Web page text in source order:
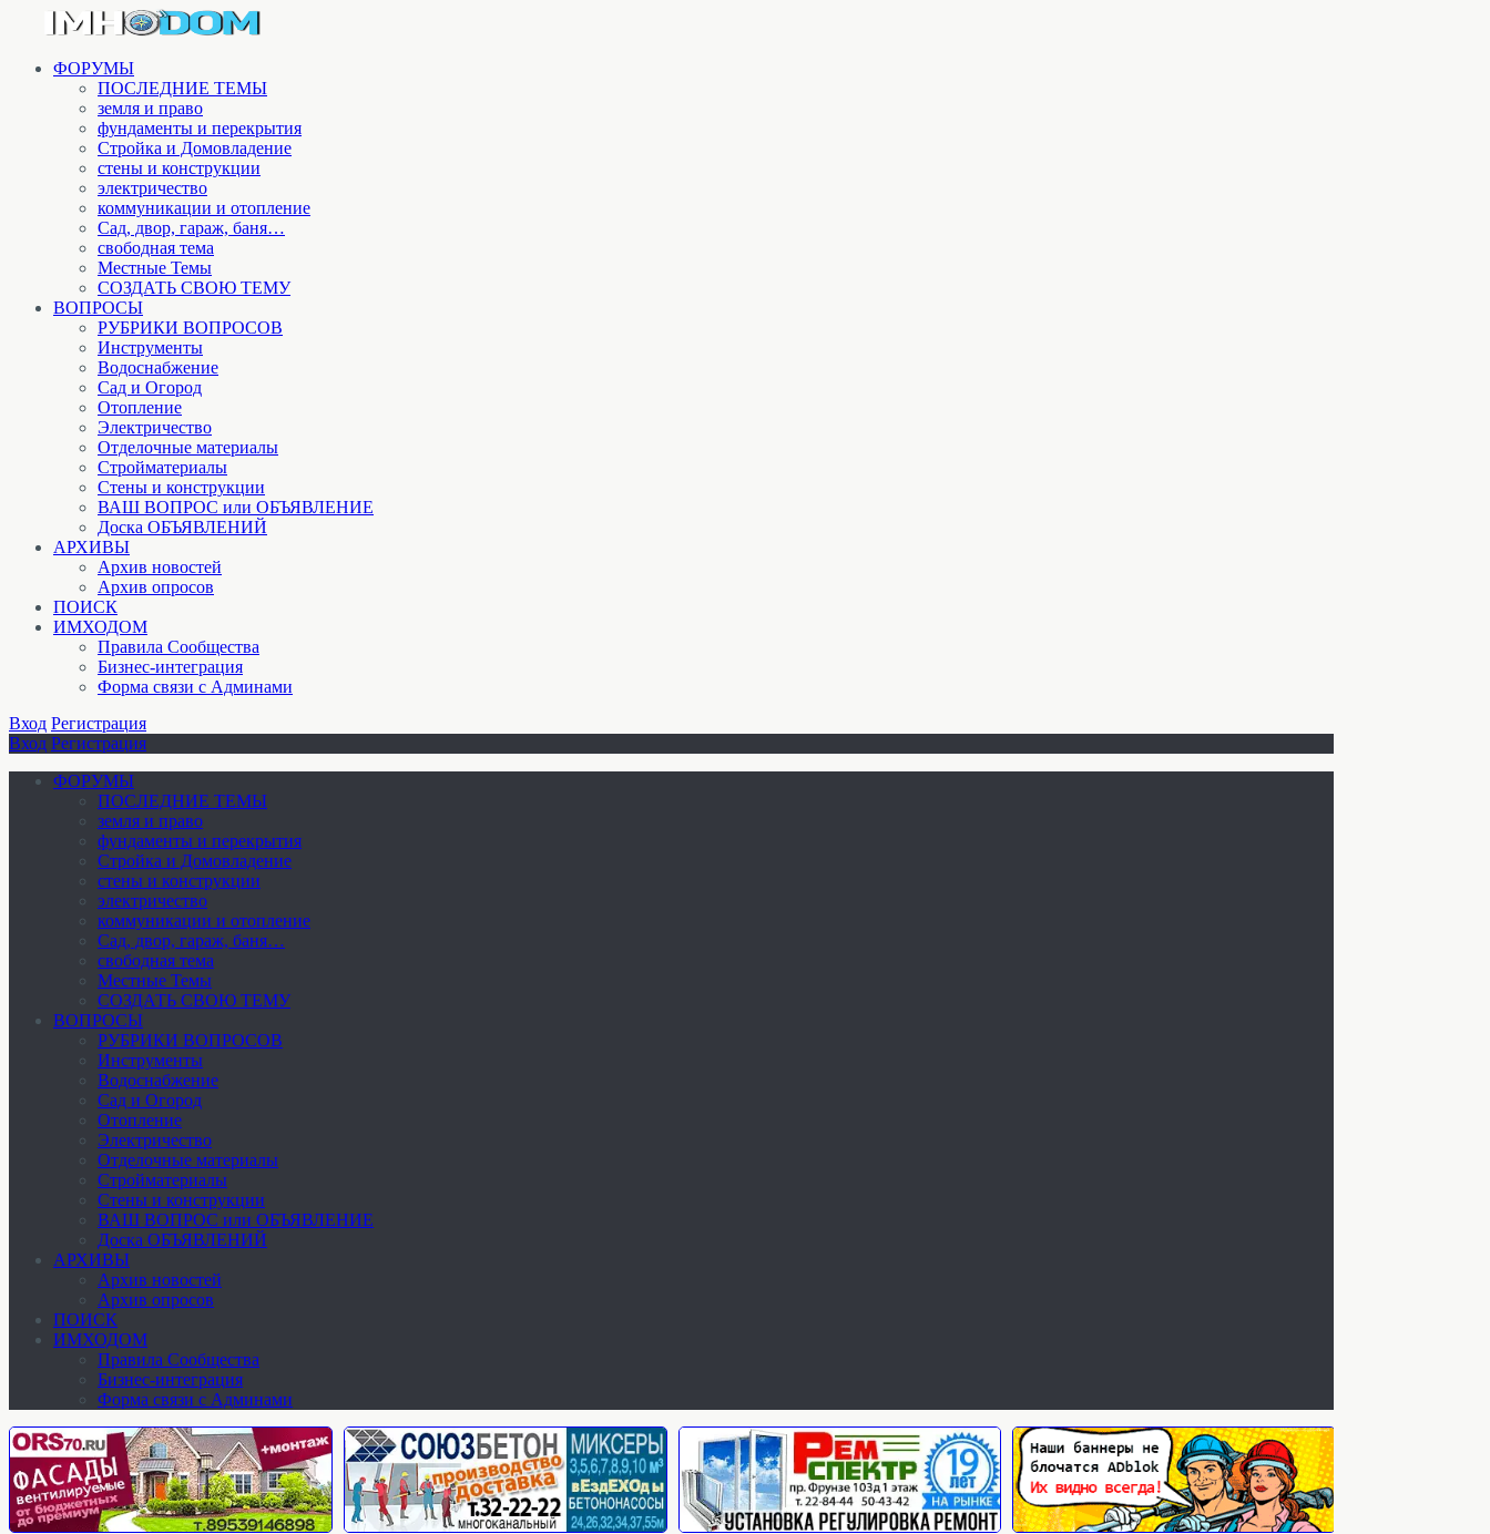
ФОРУМЫ
ПОСЛЕДНИЕ ТЕМЫ
земля и право
фундаменты и перекрытия
Стройка и Домовладение
стены и конструкции
электричество
коммуникации и отопление
Cад, двор, гараж, баня…
свободная тема
Местные Темы
СОЗДАТЬ СВОЮ ТЕМУ
ВОПРОСЫ
РУБРИКИ ВОПРОСОВ
Инструменты
Водоснабжение
Сад и Огород
Отопление
Электричество
Отделочные материалы
Стройматериалы
Стены и конструкции
ВАШ ВОПРОС или ОБЪЯВЛЕНИЕ
Доска ОБЪЯВЛЕНИЙ
АРХИВЫ
Архив новостей
Архив опросов
ПОИСК
ИМХОДОМ
Правила Сообщества
Бизнес-интеграция
Форма связи с Админами
Вход Регистрация
Вход Регистрация
ФОРУМЫ
ПОСЛЕДНИЕ ТЕМЫ
земля и право
фундаменты и перекрытия
Стройка и Домовладение
стены и конструкции
электричество
коммуникации и отопление
Cад, двор, гараж, баня…
свободная тема
Местные Темы
СОЗДАТЬ СВОЮ ТЕМУ
ВОПРОСЫ
РУБРИКИ ВОПРОСОВ
Инструменты
Водоснабжение
Сад и Огород
Отопление
Электричество
Отделочные материалы
Стройматериалы
Стены и конструкции
ВАШ ВОПРОС или ОБЪЯВЛЕНИЕ
Доска ОБЪЯВЛЕНИЙ
АРХИВЫ
Архив новостей
Архив опросов
ПОИСК
ИМХОДОМ
Правила Сообщества
Бизнес-интеграция
Форма связи с Админами